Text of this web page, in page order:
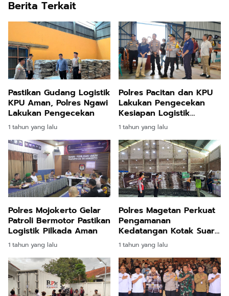
Berita Terkait
Pastikan Gudang Logistik
KPU Aman, Polres Ngawi
Lakukan Pengecekan
1 tahun yang lalu
Polres Pacitan dan KPU
Lakukan Pengecekan
Kesiapan Logistik
Pilkada 2024 Jelang
Coblosan
1 tahun yang lalu
Polres Mojokerto Gelar
Patroli Bermotor Pastikan
Logistik Pilkada Aman
1 tahun yang lalu
Polres Magetan Perkuat
Pengamanan
Kedatangan Kotak Suara
Pilkada 2024 di Gudang
1 tahun yang lalu